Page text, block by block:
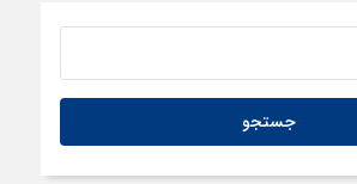
در مناقصات کالا و تدارکات عمومی قزاقستان